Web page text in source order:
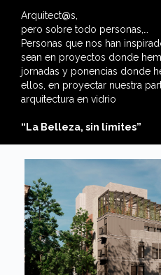
Arquitect@s,
pero sobre todo personas,…
Personas que nos han
sean en proyectos donde
jornadas y ponencias donde
ellos, en proyectar nuestra
arquitectura en vidrio
“La Belleza, sin límites”